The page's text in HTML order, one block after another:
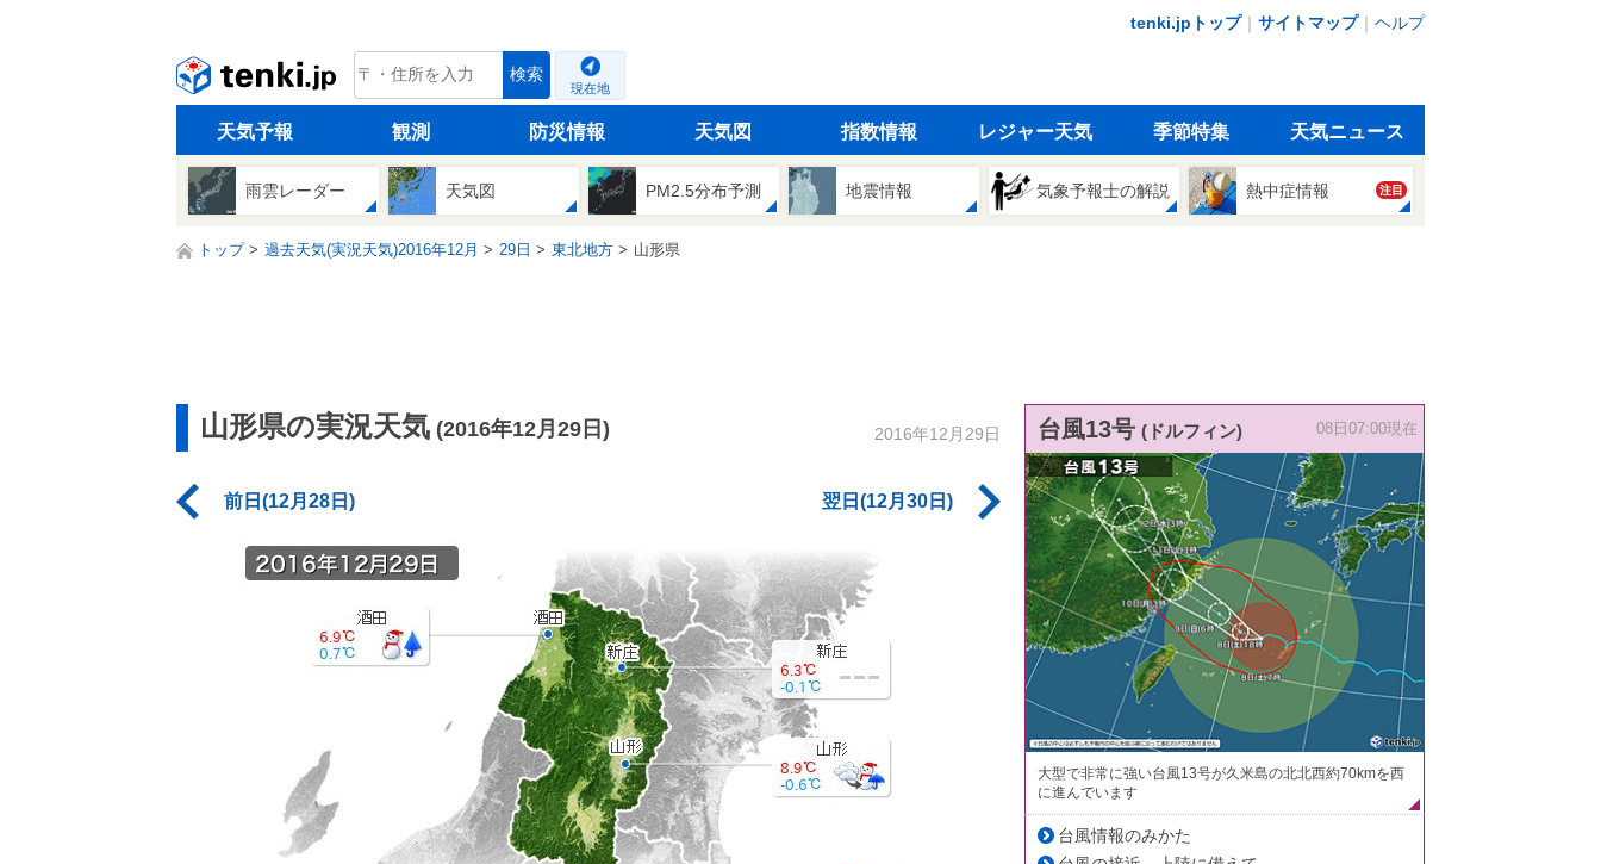
tenki.jpトップ｜ サイトマップ｜ ヘルプ
tenki.jp 検索
現在地
天気予報 観測 防災情報 天気図 指数情報 レジャー天気 季節特集 天気ニュース
雨雲レーダー 天気図 PM2.5分布予測 地震情報 気象予報士の解説 熱中症情報 注目
トップ 過去天気(実況天気)2016年12月 29日 東北地方 山形県
山形県の実況天気 (2016年12月29日) 2016年12月29日
前日(12月28日) 翌日(12月30日)
台風13号 (ドルフィン) 08日07:00現在
大型で非常に強い台風13号が久米島の北北西約70kmを西
に進んでいます
台風情報のみかた